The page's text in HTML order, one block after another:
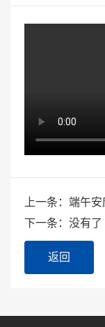
上一条：端午安
下一条：没有了
返回